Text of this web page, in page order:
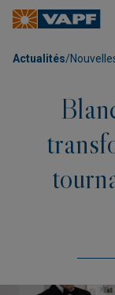
Actualités/